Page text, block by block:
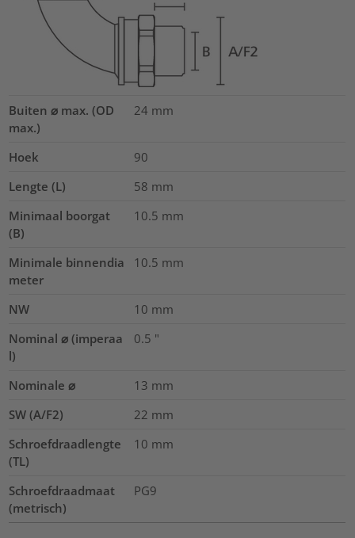
Buiten ⌀ max. (OD
max.)
24 mm
Hoek
90
Lengte (L)
58 mm
Minimaal boorgat
(B)
10.5 mm
Minimale binnendia
meter
10.5 mm
NW 10 mm
Nominal ⌀ (imperaa
l)
0.5 "
Nominale ⌀ 13 mm
SW (A/F2)
22 mm
Schroefdraadlengte
(TL)
10 mm
Schroefdraadmaat
(metrisch)
PG9